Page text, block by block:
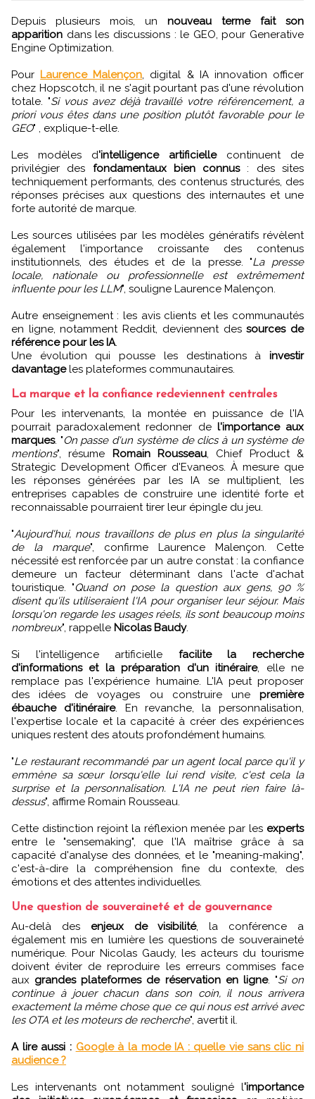
Depuis plusieurs mois, un nouveau terme fait son
apparition dans les discussions : le GEO, pour Generative
Engine Optimization.
Pour Laurence Malençon , digital & IA innovation officer
chez Hopscotch, il ne s'agit pourtant pas d'une révolution
totale. "Si vous avez déjà travaillé votre référencement, a
priori vous êtes dans une position plutôt favorable pour le
GEO" , explique-t-elle.
Les modèles d'intelligence artificiellecontinuent de
privilégier des fondamentaux bien connus: des sites
techniquement performants, des contenus structurés, des
réponses précises aux questions des internautes et une
forte autorité de marque.
Les sources utilisées par les modèles génératifs révèlent
également l'importance croissante des contenus
institutionnels, des études et de la presse. "La presse
locale, nationale ou professionnelle est extrêmement
influente pour les LLM", souligne Laurence Malençon.
Autre enseignement : les avis clients et les communautés
en ligne, notamment Reddit, deviennent dessources de
référence pour les IA.
Une évolution qui pousse les destinations à investir
davantageles plateformes communautaires.
La marque et la confiance redeviennent centrales
Pour les intervenants, la montée en puissance de l'IA
pourrait paradoxalement redonner de l'importance aux
marques. "On passe d'un système de clics à un système de
mentions", résume Romain Rousseau , Chief Product &
Strategic Development Officer d'Evaneos. À mesure que
les réponses générées par les IA se multiplient, les
entreprises capables de construire une identité forte et
reconnaissable pourraient tirer leur épingle du jeu.
"Aujourd'hui, nous travaillons de plus en plus la singularité
de la marque", confirme Laurence Malençon. Cette
nécessité est renforcée par un autre constat : la confiance
demeure un facteur déterminant dans l'acte d'achat
touristique. "Quand on pose la question aux gens, 90 %
disent qu'ils utiliseraient l'IA pour organiser leur séjour. Mais
lorsqu'on regarde les usages réels, ils sont beaucoup moins
nombreux", rappelle Nicolas Baudy.
Si l'intelligence artificielle facilite la recherche
d'informations et la préparation d'un itinéraire, elle ne
remplace pas l'expérience humaine. L'IA peut proposer
des idées de voyages ou construire une première
ébauche d'itinéraire. En revanche, la personnalisation,
l'expertise locale et la capacité à créer des expériences
uniques restent des atouts profondément humains.
"Le restaurant recommandé par un agent local parce qu'il y
emmène sa sœur lorsqu'elle lui rend visite, c'est cela la
surprise et la personnalisation. L'IA ne peut rien faire là-
dessus", affirme Romain Rousseau.
Cette distinction rejoint la réflexion menée par les experts
entre le "sensemaking", que l'IA maîtrise grâce à sa
capacité d'analyse des données, et le "meaning-making",
c'est-à-dire la compréhension fine du contexte, des
émotions et des attentes individuelles.
Une question de souveraineté et de gouvernance
Au-delà des enjeux de visibilité, la conférence a
également mis en lumière les questions de souveraineté
numérique. Pour Nicolas Gaudy, les acteurs du tourisme
doivent éviter de reproduire les erreurs commises face
aux grandes plateformes de réservation en ligne. "Si on
continue à jouer chacun dans son coin, il nous arrivera
exactement la même chose que ce qui nous est arrivé avec
les OTA et les moteurs de recherche", avertit il.
A lire aussi : Google à la mode IA : quelle vie sans clic ni
audience ?
Les intervenants ont notamment souligné l'importance